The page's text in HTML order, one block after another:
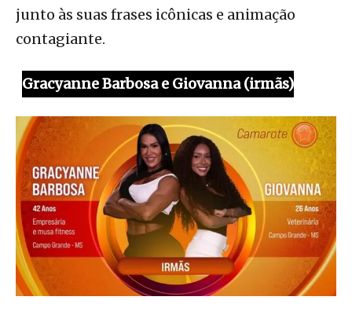
junto às suas frases icônicas e animação
contagiante.
Gracyanne Barbosa e Giovanna (irmãs)